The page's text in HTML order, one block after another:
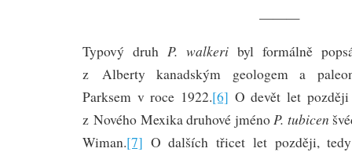
———
Typový druh P. walkeribyl formálně
z Alberty kanadským geologem a
Parksem v roce 1922.[6] O devět let
z Nového Mexika druhové jméno P. tubicen
Wiman.[7] O dalších třicet let později,